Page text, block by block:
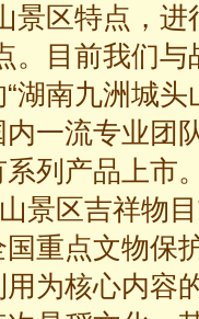
景区特点，
。目前我们
湖南九洲城
一流专业团
列产品上市
景区吉祥物
国重点文物
为核心内容